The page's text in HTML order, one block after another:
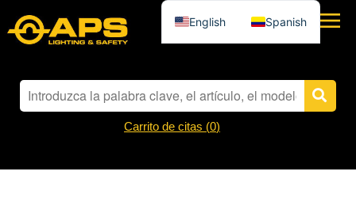
Carrito de citas (0)
English Spanish